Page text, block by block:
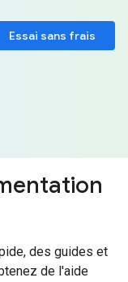
Essai sans frais
des guides et
de l'aide